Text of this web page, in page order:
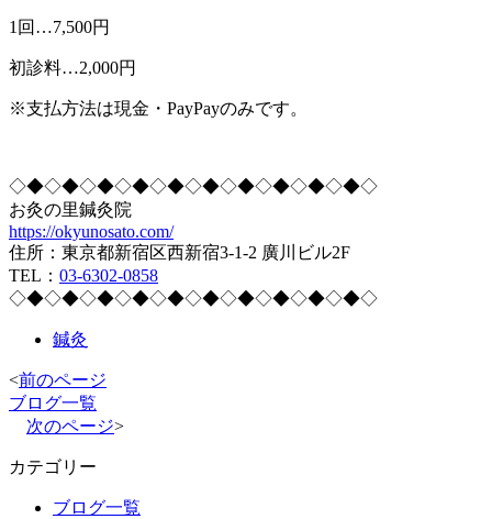
1回…7,500円
初診料…2,000円
※支払方法は現金・PayPayのみです。
◇◆◇◆◇◆◇◆◇◆◇◆◇◆◇◆◇◆◇◆◇
お灸の里鍼灸院
https://okyunosato.com/
住所：東京都新宿区西新宿3-1-2 廣川ビル2F
TEL： 03-6302-0858
◇◆◇◆◇◆◇◆◇◆◇◆◇◆◇◆◇◆◇◆◇
鍼灸
<前のページ
ブログ一覧
次のページ>
カテゴリー
ブログ一覧